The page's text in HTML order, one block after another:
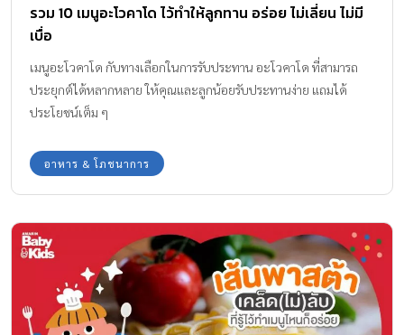
รวม 10 เมนูอะโวคาโด ไว้ทำให้ลูกทาน อร่อย ไม่เลี่ยน ไม่มี
เบื่อ
เมนูอะโวคาโด กับทางเลือกในการรับประทาน อะโวคาโด ที่สามารถ
ประยุกต์ได้หลากหลาย ให้คุณและลูกน้อยรับประทานง่าย แถมได้
ประโยชน์เต็ม ๆ
อาหาร & โภชนาการ